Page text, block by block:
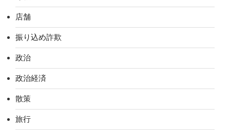
店舗
振り込め詐欺
政治
政治経済
散策
旅行